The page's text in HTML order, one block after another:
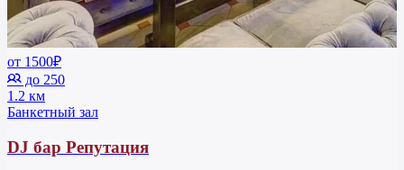
от 1500₽
до 250
1.2 км
Банкетный зал
DJ бар Репутация